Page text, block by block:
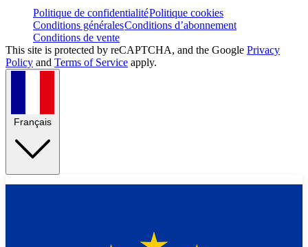
Politique de confidentialitéPolitique cookies
Conditions généralesConditions d’abonnement
Conditions de vente
This site is protected by reCAPTCHA, and the Google Privacy
Policy and Terms of Service apply.
Français